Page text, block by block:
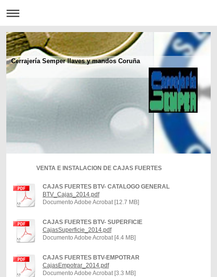
Cerrajería Semper llaves y mandos Coruña
VENTA E INSTALACION DE CAJAS FUERTES
CAJAS FUERTES BTV- CATALOGO GENERAL
BTV_Cajas_2014.pdf
Documento Adobe Acrobat [12.7 MB]
CAJAS FUERTES BTV- SUPERFICIE
CajasSuperficie_2014.pdf
Documento Adobe Acrobat [4.4 MB]
CAJAS FUERTES BTV-EMPOTRAR
CajasEmpotrar_2014.pdf
Documento Adobe Acrobat [3.3 MB]